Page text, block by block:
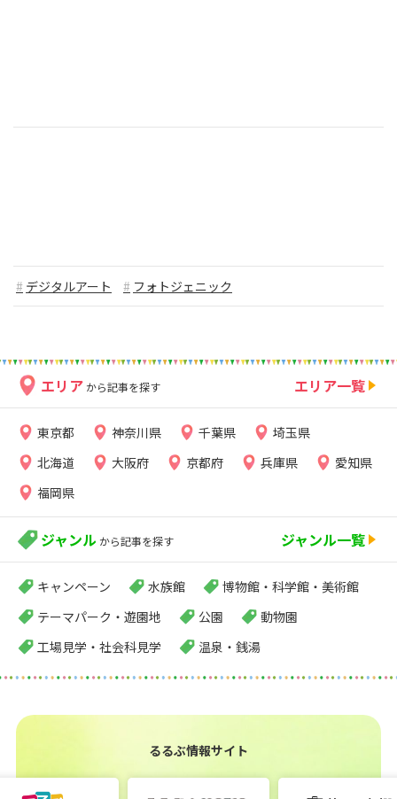
デジタルアート フォトジェニック
エリア から記事を探す エリア一覧
東京都 神奈川県 千葉県
埼玉県
北海道
大阪府 京都府 兵庫県
愛知県
福岡県
ジャンル から記事を探す ジャンル一覧
キャンペーン 水族館
博物館・科学館・美術館
テーマパーク・遊園地
公園
動物園
工場見学・社会科見学
温泉・銭湯
るるぶ情報サイト